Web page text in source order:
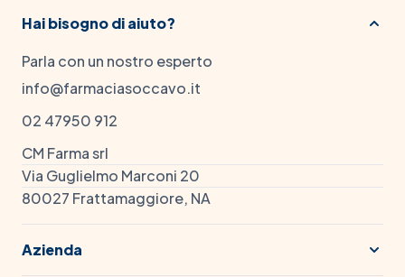
Hai bisogno di aiuto?
Parla con un nostro esperto
info@farmaciasoccavo.it
02 47950 912
CM Farma srl
Via Guglielmo Marconi 20
80027 Frattamaggiore, NA
Azienda